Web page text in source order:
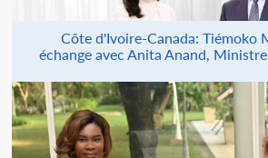
Côte d'Ivoire-Canada: Tiémoko
échange avec Anita Anand,